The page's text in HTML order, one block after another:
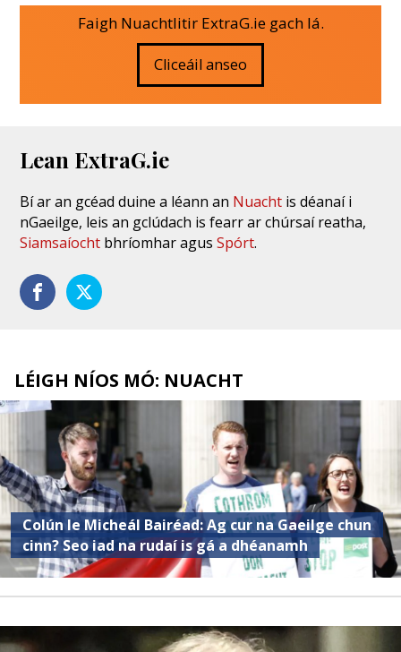
Faigh Nuachtlitir ExtraG.ie gach lá.
Cliceáil anseo
Lean ExtraG.ie
Bí ar an gcéad duine a léann an Nuacht is déanaí i
nGaeilge, leis an gclúdach is fearr ar chúrsaí reatha,
Siamsaíocht bhríomhar agusSpórt.
LÉIGH NÍOS MÓ: NUACHT
Colún le Micheál Bairéad: Ag cur na Gaeilge chun
cinn? Seo iad na rudaí is gá a dhéanamh